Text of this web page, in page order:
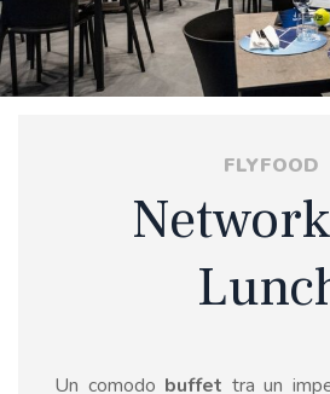
FLYFOOD
Un comodo buffet tra un